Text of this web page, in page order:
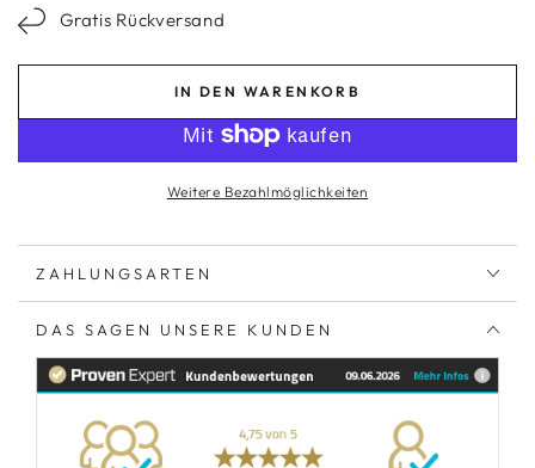
Gratis Rückversand
IN DEN WARENKORB
Weitere Bezahlmöglichkeiten
ZAHLUNGSARTEN
DAS SAGEN UNSERE KUNDEN